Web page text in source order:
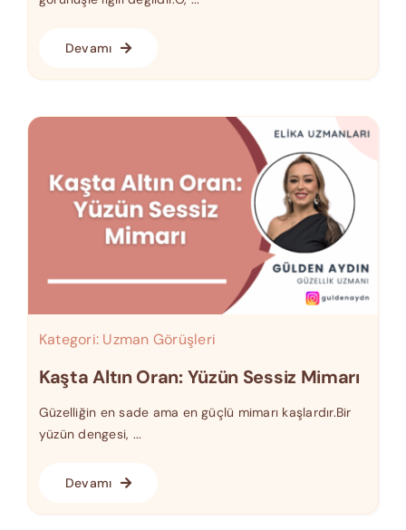
Devamı
Kategori: Uzman Görüşleri
Kaşta Altın Oran: Yüzün Sessiz Mimarı
Güzelliğin en sade ama en güçlü mimarı kaşlardır.Bir
yüzün dengesi, ...
Devamı